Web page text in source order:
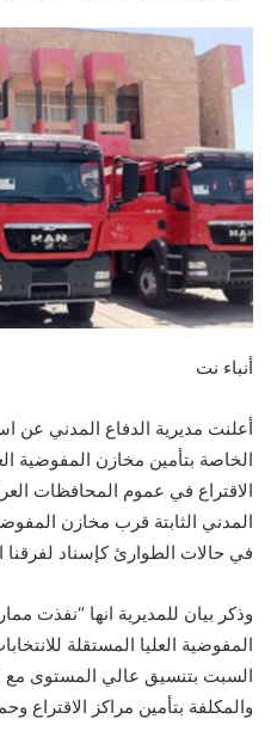
أنباء نت
أعلنت مديرية الدفاع المدني عن
الخاصة بتأمين مخازن المفوضية
الاقتراع في عموم المحافظات
المدني الثابتة قرب مخازن
في حالات الطوارئ كإسناد لفرقنا
وذكر بيان للمديرية انها “نفذت
المفوضية العليا المستقلة
السبت بتنسيق عالي المستوى مع
والمكلفة بتأمين مراكز الاقتراع